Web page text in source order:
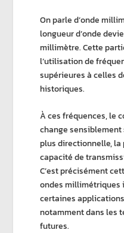
On parle d’onde
longueur d’onde
millimètre. Cette
l’utilisation de
supérieures à celles
historiques.
À ces fréquences, le
change
plus directionnelle,
capacité de
C’est précisément
ondes millimétriques
certaines
notamment dans les
futures.